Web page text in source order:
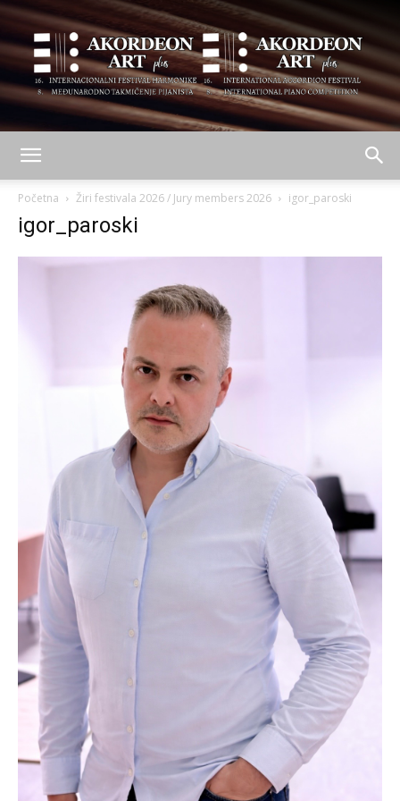
plus
Početna Žiri festivala 2026 / Jury members 2026 igor_paroski
igor_paroski